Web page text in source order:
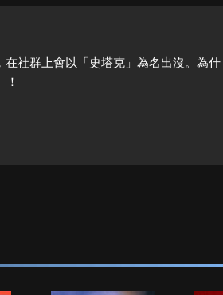
在社群上會以「史塔克」為名出沒。為什